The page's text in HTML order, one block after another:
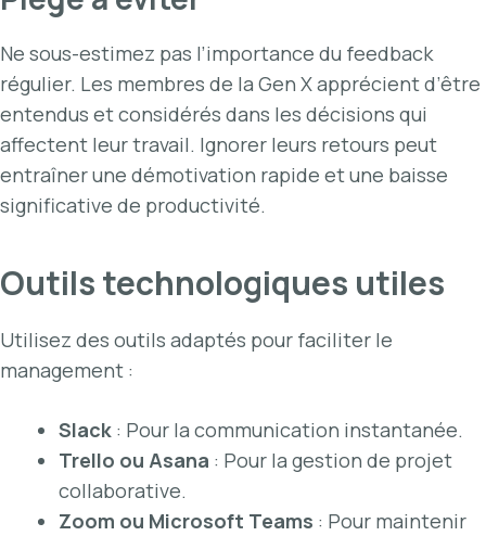
Ne sous-estimez pas l’importance du feedback
régulier. Les membres de la Gen X apprécient d’être
entendus et considérés dans les décisions qui
affectent leur travail. Ignorer leurs retours peut
entraîner une démotivation rapide et une baisse
significative de productivité.
Outils technologiques utiles
Utilisez des outils adaptés pour faciliter le
management :
Slack : Pour la communication instantanée.
Trello ou Asana : Pour la gestion de projet
collaborative.
Zoom ou Microsoft Teams : Pour maintenir